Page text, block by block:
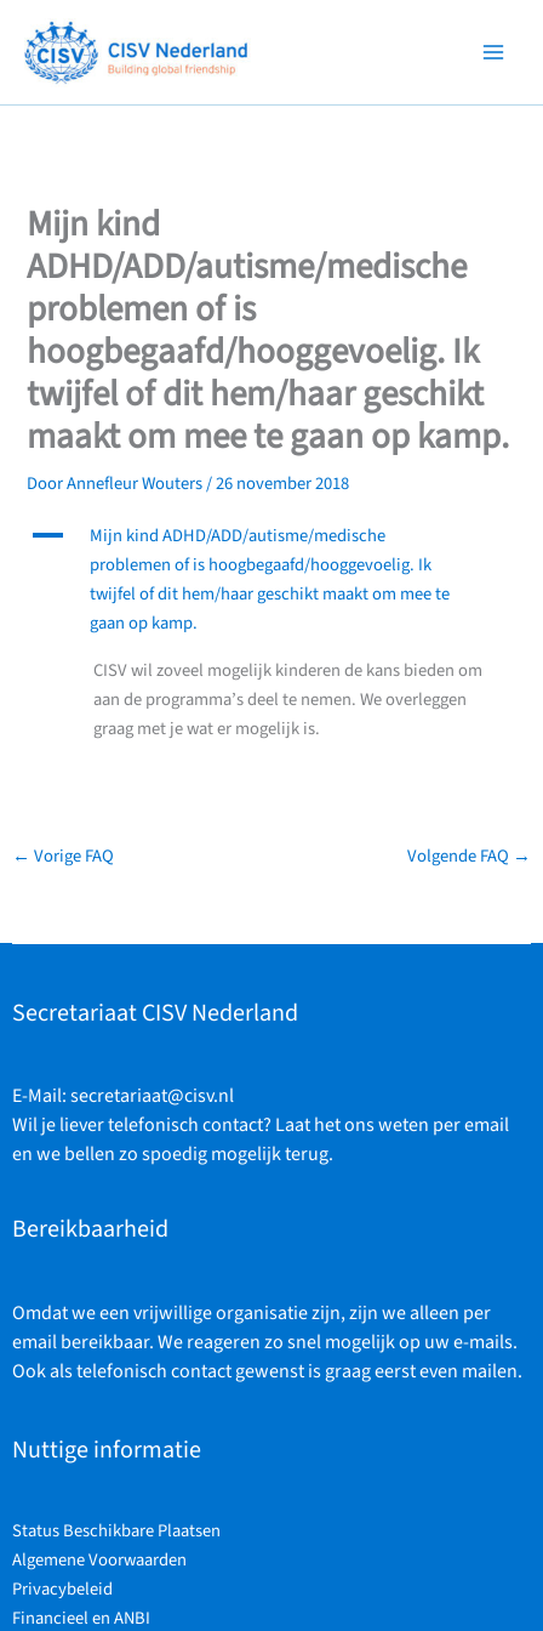
naar
inhoud
Mijn kind
ADHD/ADD/autisme/medische
problemen of is
hoogbegaafd/hooggevoelig. Ik
twijfel of dit hem/haar geschikt
maakt om mee te gaan op kamp.
DoorAnnefleur Wouters/26 november 2018
A
Mijn kind ADHD/ADD/autisme/medische
problemen of is hoogbegaafd/hooggevoelig. Ik
twijfel of dit hem/haar geschikt maakt om mee te
gaan op kamp.
CISV wil zoveel mogelijk kinderen de kans bieden om
aan de programma’s deel te nemen. We overleggen
graag met je wat er mogelijk is.
← Vorige FAQ Volgende FAQ →
Secretariaat CISV Nederland
E-Mail:secretariaat@cisv.nl
Wil je liever telefonisch contact? Laat het ons weten per email
en we bellen zo spoedig mogelijk terug.
Bereikbaarheid
Omdat we een vrijwillige organisatie zijn, zijn we alleen per
email bereikbaar. We reageren zo snel mogelijk op uw e-mails.
Ook als telefonisch contact gewenst is graag eerst even mailen.
Nuttige informatie
Status Beschikbare Plaatsen
Algemene Voorwaarden
Privacybeleid
Financieel en ANBI